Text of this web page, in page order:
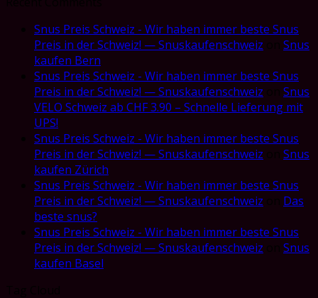
Snus Preis Schweiz - Wir haben immer beste Snus
Preis in der Schweiz! — Snuskaufenschweiz
Snus
kaufen Bern
Snus Preis Schweiz - Wir haben immer beste Snus
Preis in der Schweiz! — Snuskaufenschweiz
Snus
VELO Schweiz ab CHF 3.90 – Schnelle Lieferung mit
UPS!
Snus Preis Schweiz - Wir haben immer beste Snus
Preis in der Schweiz! — Snuskaufenschweiz
Snus
kaufen Zürich
Snus Preis Schweiz - Wir haben immer beste Snus
Preis in der Schweiz! — Snuskaufenschweiz
Das
beste snus?
Snus Preis Schweiz - Wir haben immer beste Snus
Preis in der Schweiz! — Snuskaufenschweiz
Snus
kaufen Basel